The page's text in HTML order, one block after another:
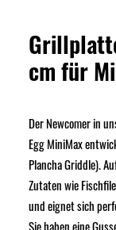
cm für
Der Newcomer in
Egg MiniMax
Plancha Griddle).
Zutaten wie
und eignet sich
Sie haben eine